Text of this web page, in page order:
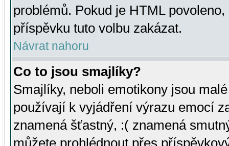
problémů. Pokud je HTML
příspěvku tuto volbu zakázat.
Návrat nahoru
Co to jsou smajlíky?
Smajlíky, neboli emotikony jsou
používají k vyjádření výrazu emocí
znamená šťastný, :( znamená
můžete prohlédnout přes